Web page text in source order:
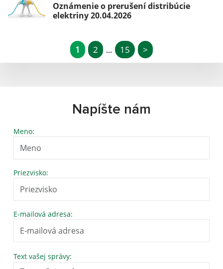
Oznámenie o prerušení distribúcie
elektriny 20.04.2026
1 2 ... 15 >
Napíšte nám
Meno:
Priezvisko:
E-mailová adresa:
Text vašej správy: